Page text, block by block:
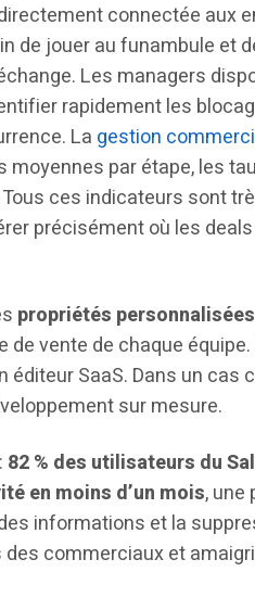
connectée aux
de jouer au funambule et
Les managers
rapidement les
La gestion
par étape, les
ces indicateurs sont
précisément où les
propriétés personnalisées
vente de chaque
éditeur SaaS. Dans un cas
sur mesure.
82 % des utilisateurs du
en moins d’un mois, une
informations et la
commerciaux et